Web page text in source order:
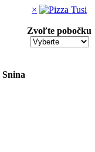
×
Zvoľte pobočku
Snina